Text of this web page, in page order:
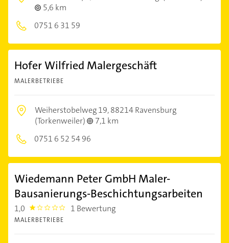
5,6 km
0751 6 31 59
Hofer Wilfried Malergeschäft
MALERBETRIEBE
Weiherstobelweg 19,88214 Ravensburg
(Torkenweiler)
7,1 km
0751 6 52 54 96
Wiedemann Peter GmbH Maler-
Bausanierungs-Beschichtungsarbeiten
1,0 1.0 1 Bewertung
MALERBETRIEBE